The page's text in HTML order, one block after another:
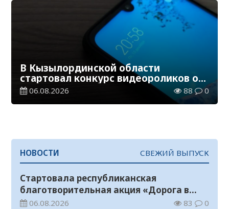
В Кызылординской области
стартовал конкурс видеороликов о
семейных ценностях и Конституции
06.08.2026 88 0
НОВОСТИ СВЕЖИЙ ВЫПУСК
Стартовала республиканская
благотворительная акция «Дорога в
школу»
06.08.2026 83 0